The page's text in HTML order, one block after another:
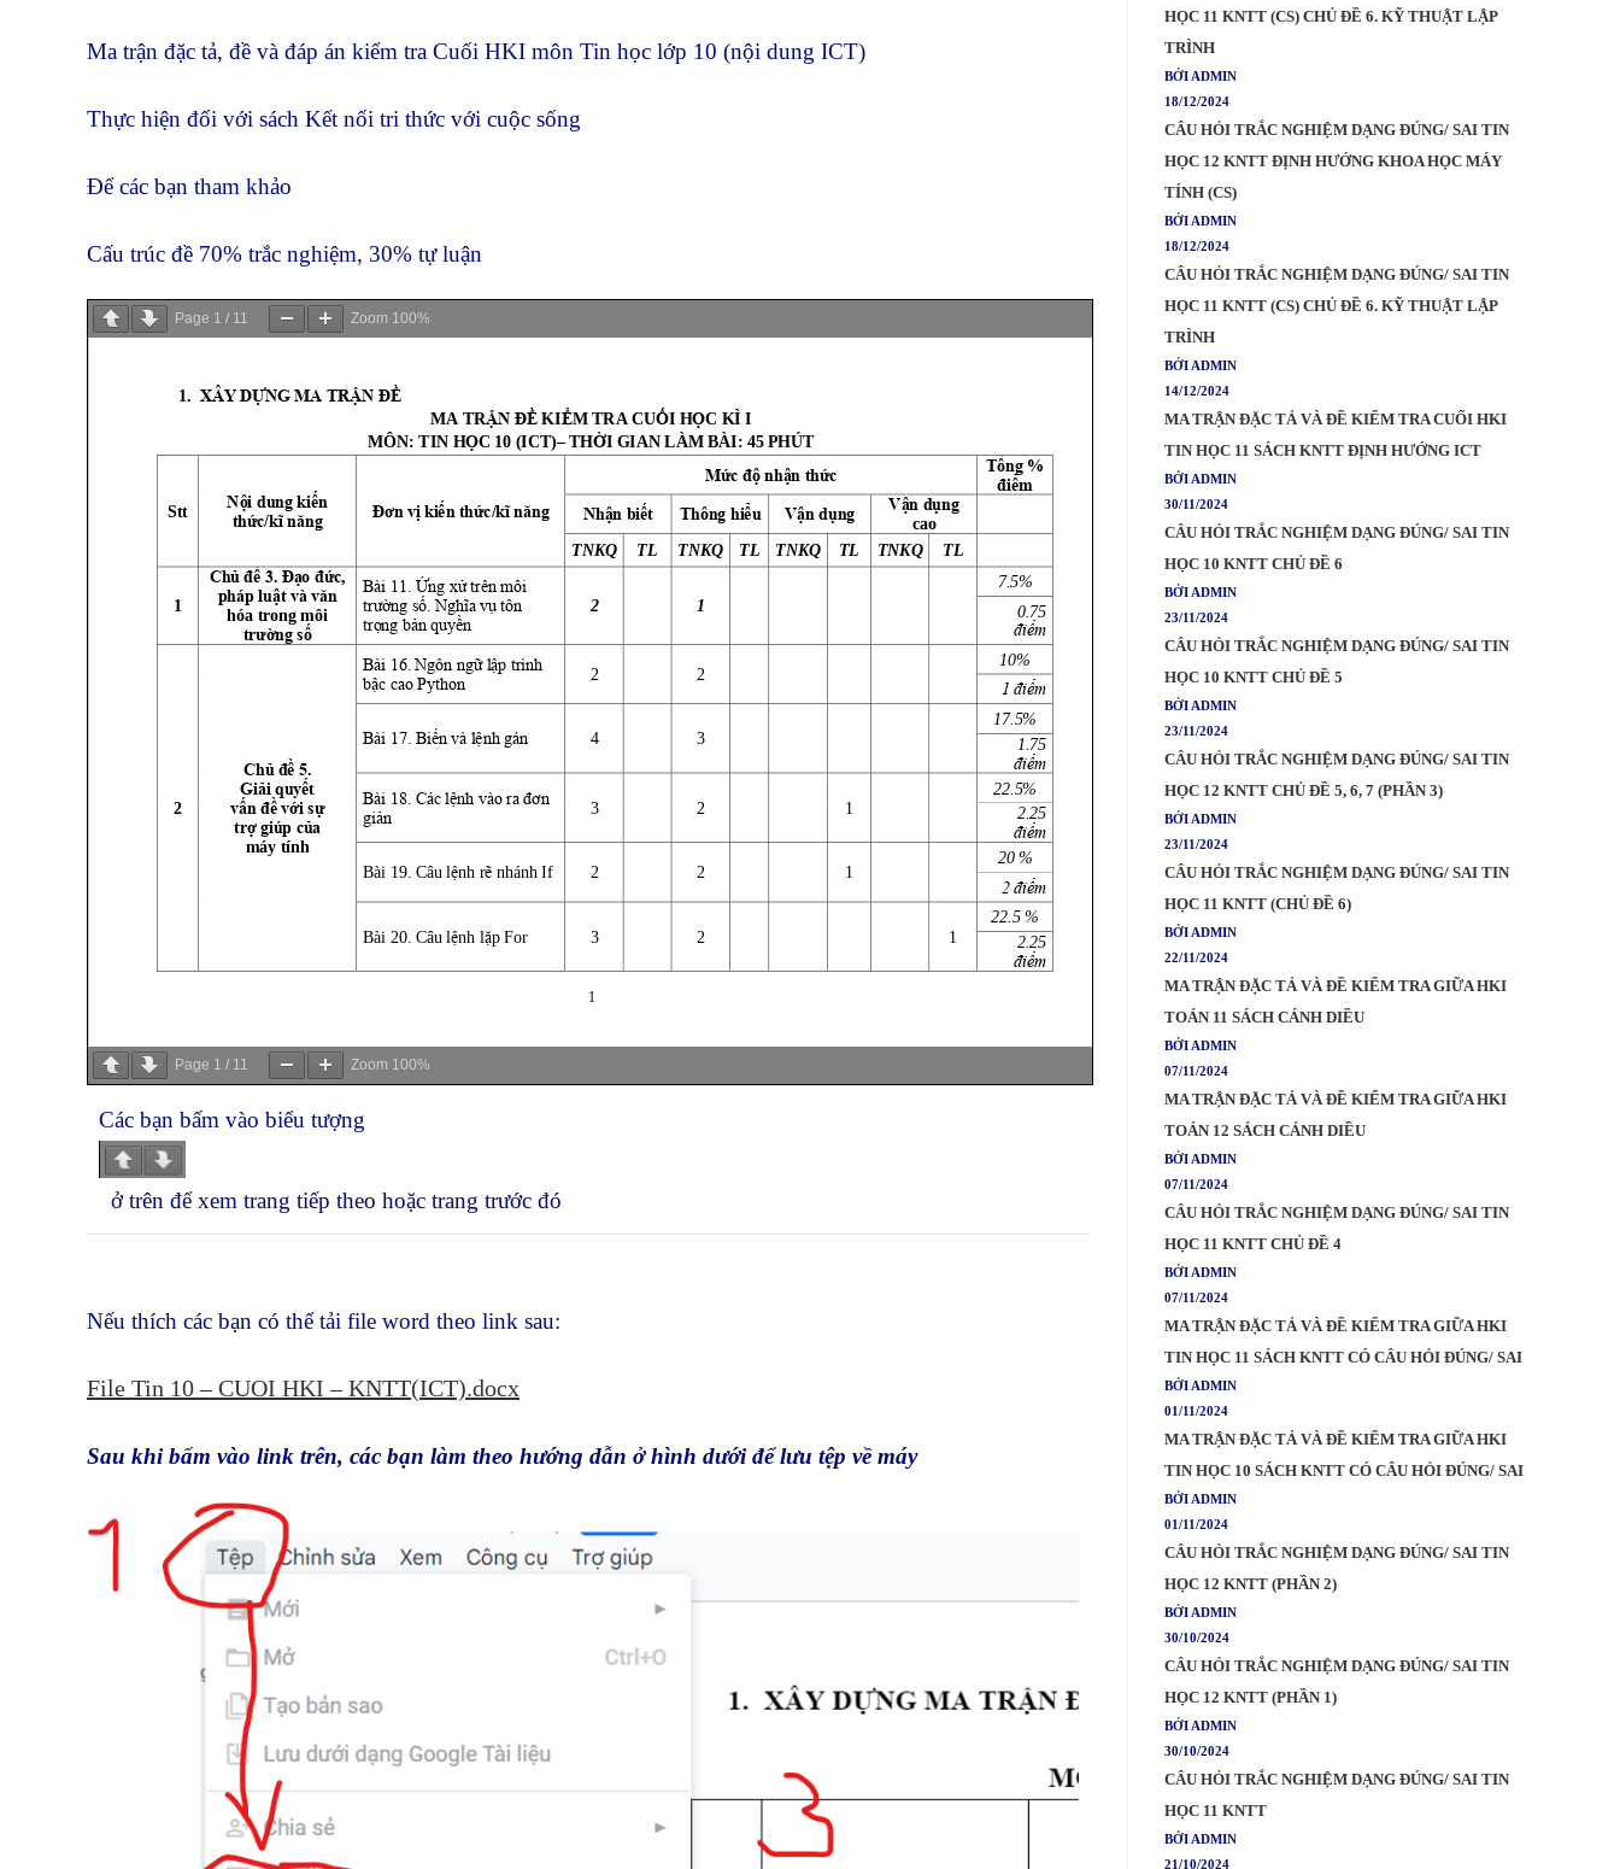
Ma trận đặc tả, đề và đáp án kiểm tra Cuối HKI môn Tin học lớp 10 (nội dung ICT)
Thực hiện đối với sách Kết nối tri thức với cuộc sống
Để các bạn tham khảo
Cấu trúc đề 70% trắc nghiệm, 30% tự luận
Page 1 / 11 Zoom 100%
Page 1 / 11 Zoom 100%
Các bạn bấm vào biểu tượng
ở trên để xem trang tiếp theo hoặc trang trước đó
Nếu thích các bạn có thể tải file word theo link sau:
File Tin 10 – CUOI HKI – KNTT(ICT).docx
Sau khi bấm vào link trên, các bạn làm theo hướng dẫn ở hình dưới để lưu tệp về máy
HỌC 11 KNTT (CS) CHỦ ĐỀ 6. KỸ THUẬT LẬP
TRÌNH
BỞI ADMIN
18/12/2024
CÂU HỎI TRẮC NGHIỆM DẠNG ĐÚNG/ SAI TIN
HỌC 12 KNTT ĐỊNH HƯỚNG KHOA HỌC MÁY
TÍNH (CS)
BỞI ADMIN
18/12/2024
CÂU HỎI TRẮC NGHIỆM DẠNG ĐÚNG/ SAI TIN
HỌC 11 KNTT (CS) CHỦ ĐỀ 6. KỸ THUẬT LẬP
TRÌNH
BỞI ADMIN
14/12/2024
MA TRẬN ĐẶC TẢ VÀ ĐỀ KIỂM TRA CUỐI HKI
TIN HỌC 11 SÁCH KNTT ĐỊNH HƯỚNG ICT
BỞI ADMIN
30/11/2024
CÂU HỎI TRẮC NGHIỆM DẠNG ĐÚNG/ SAI TIN
HỌC 10 KNTT CHỦ ĐỀ 6
BỞI ADMIN
23/11/2024
CÂU HỎI TRẮC NGHIỆM DẠNG ĐÚNG/ SAI TIN
HỌC 10 KNTT CHỦ ĐỀ 5
BỞI ADMIN
23/11/2024
CÂU HỎI TRẮC NGHIỆM DẠNG ĐÚNG/ SAI TIN
HỌC 12 KNTT CHỦ ĐỀ 5, 6, 7 (PHẦN 3)
BỞI ADMIN
23/11/2024
CÂU HỎI TRẮC NGHIỆM DẠNG ĐÚNG/ SAI TIN
HỌC 11 KNTT (CHỦ ĐỀ 6)
BỞI ADMIN
22/11/2024
MA TRẬN ĐẶC TẢ VÀ ĐỀ KIỂM TRA GIỮA HKI
TOÁN 11 SÁCH CÁNH DIỀU
BỞI ADMIN
07/11/2024
MA TRẬN ĐẶC TẢ VÀ ĐỀ KIỂM TRA GIỮA HKI
TOÁN 12 SÁCH CÁNH DIỀU
BỞI ADMIN
07/11/2024
CÂU HỎI TRẮC NGHIỆM DẠNG ĐÚNG/ SAI TIN
HỌC 11 KNTT CHỦ ĐỀ 4
BỞI ADMIN
07/11/2024
MA TRẬN ĐẶC TẢ VÀ ĐỀ KIỂM TRA GIỮA HKI
TIN HỌC 11 SÁCH KNTT CÓ CÂU HỎI ĐÚNG/ SAI
BỞI ADMIN
01/11/2024
MA TRẬN ĐẶC TẢ VÀ ĐỀ KIỂM TRA GIỮA HKI
TIN HỌC 10 SÁCH KNTT CÓ CÂU HỎI ĐÚNG/ SAI
BỞI ADMIN
01/11/2024
CÂU HỎI TRẮC NGHIỆM DẠNG ĐÚNG/ SAI TIN
HỌC 12 KNTT (PHẦN 2)
BỞI ADMIN
30/10/2024
CÂU HỎI TRẮC NGHIỆM DẠNG ĐÚNG/ SAI TIN
HỌC 12 KNTT (PHẦN 1)
BỞI ADMIN
30/10/2024
CÂU HỎI TRẮC NGHIỆM DẠNG ĐÚNG/ SAI TIN
HỌC 11 KNTT
BỞI ADMIN
21/10/2024